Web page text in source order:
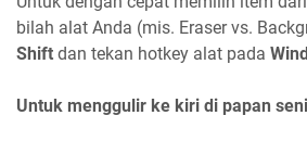
bilah alat Anda (mis. Eraser vs.
Shift dan tekan hotkey alat pada
Untuk menggulir ke kiri di papan